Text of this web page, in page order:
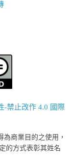
-禁止改作 4.0 國際
商業目的之使用，
的方式表彰其姓名